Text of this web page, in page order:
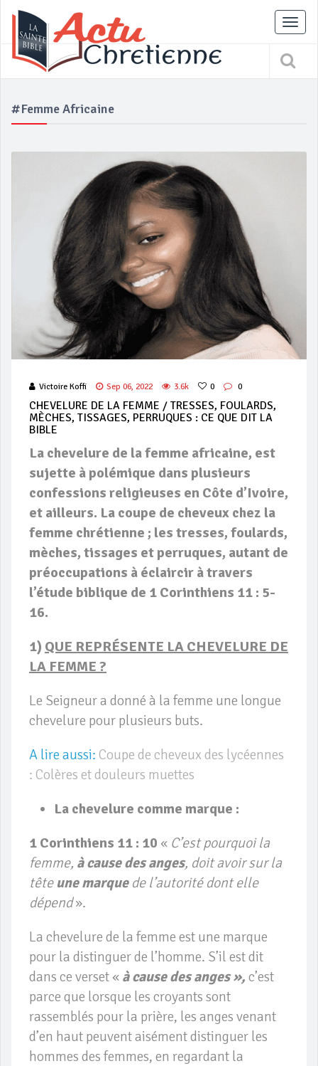
#femme Africaine
Victoire Koffi Sep 06, 2022 3.6k 0 0
CHEVELURE DE LA FEMME / TRESSES, FOULARDS,
MÈCHES, TISSAGES, PERRUQUES : CE QUE DIT LA
BIBLE
La chevelure de la femme africaine, est
sujette à polémique dans plusieurs
confessions religieuses en Côte d’Ivoire,
et ailleurs. La coupe de cheveux chez la
femme chrétienne ; les tresses, foulards,
mèches, tissages et perruques, autant de
préoccupations à éclaircir à travers
l’étude biblique de 1 Corinthiens 11 : 5-
16.
1) QUE REPRÉSENTE LA CHEVELURE DE
LA FEMME ?
Le Seigneur a donné à la femme une longue
chevelure pour plusieurs buts.
A lire aussi: Coupe de cheveux des lycéennes
: Colères et douleurs muettes
La chevelure comme marque :
1 Corinthiens 11 : 10 « C’est pourquoi la
femme, à cause des anges, doit avoir sur la
tête une marquede l’autorité dont elle
dépend».
La chevelure de la femme est une marque
pour la distinguer de l’homme. S’il est dit
dans ce verset « à cause des anges », c’est
parce que lorsque les croyants sont
rassemblés pour la prière, les anges venant
d’en haut peuvent aisément distinguer les
hommes des femmes, en regardant la